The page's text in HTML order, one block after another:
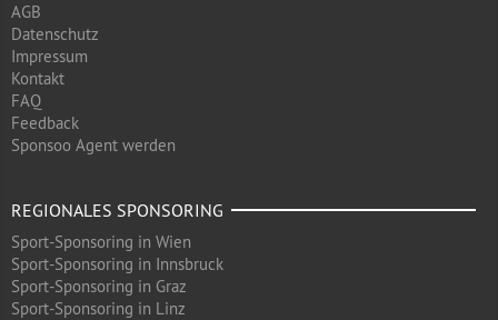
AGB
Datenschutz
Impressum
Kontakt
FAQ
Feedback
Sponsoo Agent werden
REGIONALES SPONSORING
Sport-Sponsoring in Wien
Sport-Sponsoring in Innsbruck
Sport-Sponsoring in Graz
Sport-Sponsoring in Linz